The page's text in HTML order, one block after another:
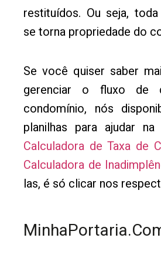
restituídos. Ou seja,
se torna propriedade do
Se você quiser saber
gerenciar o fluxo de
condomínio, nós
planilhas para ajudar
Calculadora de Taxa de
Calculadora de
las, é só clicar nos